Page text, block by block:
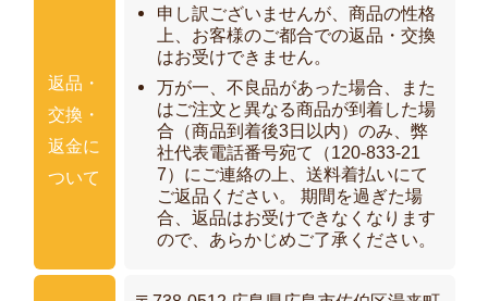
返品・
交換・
返金に
ついて
申し訳ございませんが、商品の性格
上、お客様のご都合での返品・交換
はお受けできません。
万が一、不良品があった場合、また
はご注文と異なる商品が到着した場
合（商品到着後3日以内）のみ、弊
社代表電話番号宛て（120-833-21
7）にご連絡の上、送料着払いにて
ご返品ください。 期間を過ぎた場
合、返品はお受けできなくなります
ので、あらかじめご了承ください。